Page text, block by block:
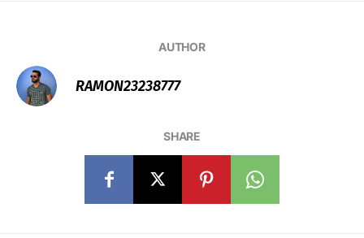
AUTHOR
RAMON23238777
SHARE